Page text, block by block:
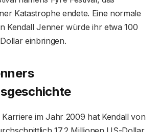
Katastrophe endete. Eine normale
Kendall Jenner würde ihr etwa 100
einbringen.
im Jahr 2009 hat Kendall von